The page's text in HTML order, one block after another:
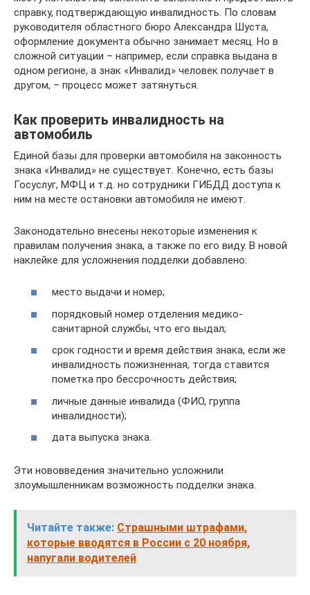
справку, подтверждающую инвалидность. По словам
руководителя областного бюро Александра Шуста,
оформление документа обычно занимает месяц. Но в
сложной ситуации – например, если справка выдана в
одном регионе, а знак «Инвалид» человек получает в
другом, – процесс может затянуться.
Как проверить инвалидность на
автомобиль
Единой базы для проверки автомобиля на законность
знака «Инвалид» не существует. Конечно, есть базы
Госуслуг, МФЦ и т.д. но сотрудники ГИБДД доступа к
ним на месте остановки автомобиля не имеют.
Законодательно внесены некоторые изменения к
правилам получения знака, а также по его виду. В новой
наклейке для усложнения подделки добавлено:
место выдачи и номер;
порядковый номер отделения медико-
санитарной службы, что его выдал;
срок годности и время действия знака, если же
инвалидность пожизненная, тогда ставится
пометка про бессрочность действия;
личные данные инвалида (ФИО, группа
инвалидности);
дата выпуска знака.
Эти нововведения значительно усложнили
злоумышленникам возможность подделки знака.
Читайте также: Страшными штрафами,
которые вводятся в России с 20 ноября,
напугали водителей